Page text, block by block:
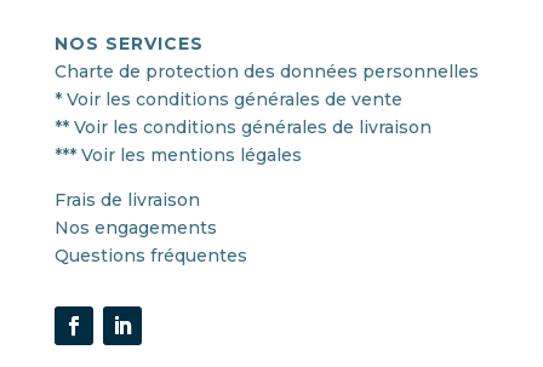
NOS SERVICES
Charte de protection des données personnelles
* Voir les conditions générales de vente
** Voir les conditions générales de livraison
*** Voir les mentions légales
Frais de livraison
Nos engagements
Questions fréquentes